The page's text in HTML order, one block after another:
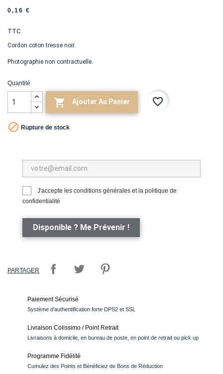
0,16 €
TTC
Cordon coton tresse noir.
Photographie non contractuelle.
Quantité
 Ajouter Au Panier favorite_border
 Rupture de stock
J'accepte les conditions générales et la politique de
confidentialité
Disponible ? Me Prévenir !
PARTAGER
Paiement Sécurisé
Système d'authentification forte DPS2 et SSL
Livraison Colissimo / Point Retrait
Livraisons à domicile, en bureau de poste, en point de retrait ou pick up
Programme Fidélité
Cumulez des Points et Bénéficiez de Bons de Réduction